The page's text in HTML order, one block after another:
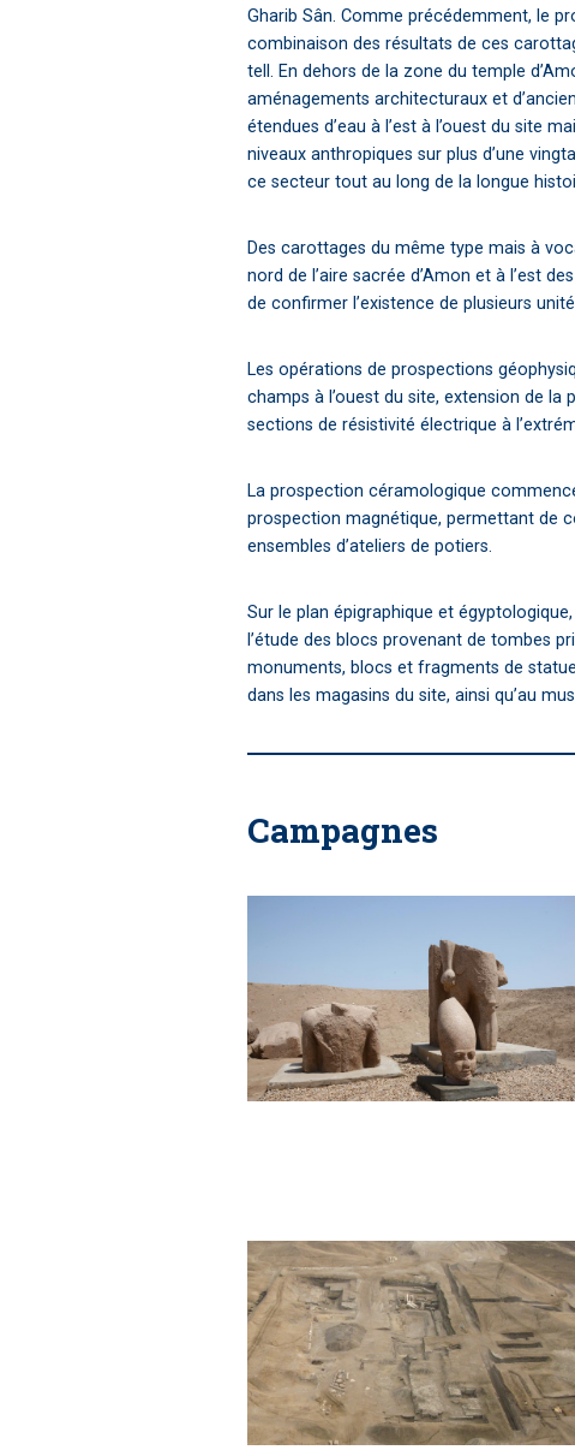
Gharib Sân. Comme précédemment, le
combinaison des résultats de ces
tell. En dehors de la zone du temple
aménagements architecturaux et
étendues d’eau à l’est à l’ouest du site
niveaux anthropiques sur plus d’une
ce secteur tout au long de la longue
Des carottages du même type mais à
nord de l’aire sacrée d’Amon et à l’est
de confirmer l’existence de plusieurs
Les opérations de prospections
champs à l’ouest du site, extension de la
sections de résistivité électrique à
La prospection céramologique
prospection magnétique, permettant de
ensembles d’ateliers de potiers.
Sur le plan épigraphique et
l’étude des blocs provenant de tombes
monuments, blocs et fragments de
dans les magasins du site, ainsi qu’au
Campagnes